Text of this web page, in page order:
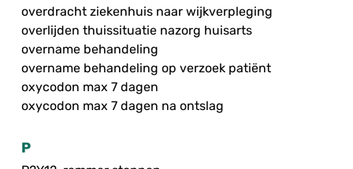
overdracht ziekenhuis naar wijkverpleging
overlijden thuissituatie nazorg huisarts
overname behandeling
overname behandeling op verzoek patiënt
oxycodon max 7 dagen
oxycodon max 7 dagen na ontslag
P